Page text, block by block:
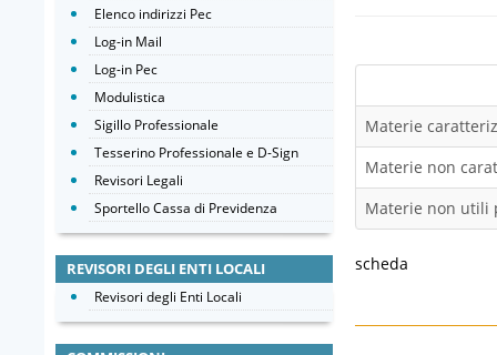
Materie
Materie non
Materie non utili
scheda
Elenco indirizzi Pec
Log-in Mail
Log-in Pec
Modulistica
Sigillo Professionale
Tesserino Professionale e D-Sign
Revisori Legali
Sportello Cassa di Previdenza
REVISORI DEGLI ENTI LOCALI
Revisori degli Enti Locali